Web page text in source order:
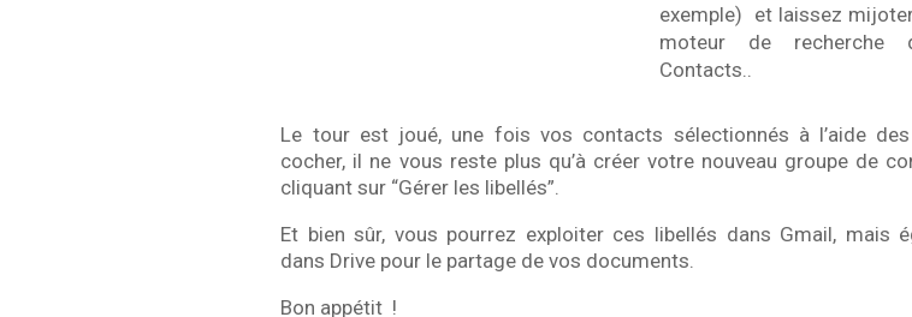
exemple) et laissez
moteur de recherche
Contacts..
Le tour est joué, une fois vos contacts sélectionnés à l’aide
cocher, il ne vous reste plus qu’à créer votre nouveau groupe de
cliquant sur “Gérer les libellés”.
Et bien sûr, vous pourrez exploiter ces libellés dans Gmail, mais
dans Drive pour le partage de vos documents.
Bon appétit !